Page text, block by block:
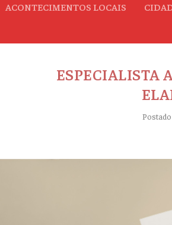
ACONTECIMENTOS LOCAIS
ESPECIALISTA